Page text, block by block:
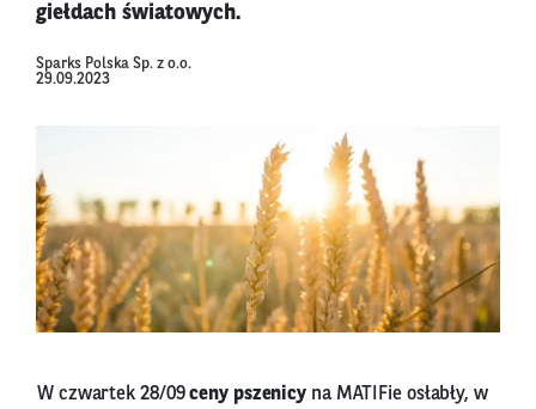
giełdach światowych.
Sparks Polska Sp. z o.o.
29.09.2023
W czwartek 28/09ceny pszenicy na MATIFie osłabły, w